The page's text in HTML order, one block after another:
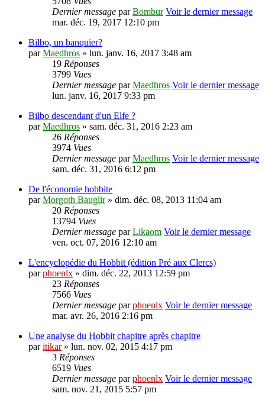
Dernier message parBombur Voir le dernier message
mar. déc. 19, 2017 12:10 pm
Bilbo, un banquier?
parMaedhros » lun. janv. 16, 2017 3:48 am
19 Réponses
3799 Vues
Dernier message parMaedhros Voir le dernier message
lun. janv. 16, 2017 9:33 pm
Bilbo descendant d'un Elfe ?
parMaedhros » sam. déc. 31, 2016 2:23 am
26 Réponses
3974 Vues
Dernier message parMaedhros Voir le dernier message
sam. déc. 31, 2016 6:12 pm
De l'économie hobbite
parMorgoth Bauglir» dim. déc. 08, 2013 11:04 am
20 Réponses
13794 Vues
Dernier message parLikaom Voir le dernier message
ven. oct. 07, 2016 12:10 am
L'encyclopédie du Hobbit (édition Pré aux Clercs)
parphoenlx » dim. déc. 22, 2013 12:59 pm
23 Réponses
7566 Vues
Dernier message parphoenlx Voir le dernier message
mar. avr. 26, 2016 2:16 pm
Une analyse du Hobbit chapitre après chapitre
paritikar» lun. nov. 02, 2015 4:17 pm
3 Réponses
6519 Vues
Dernier message parphoenlx Voir le dernier message
sam. nov. 21, 2015 5:57 pm